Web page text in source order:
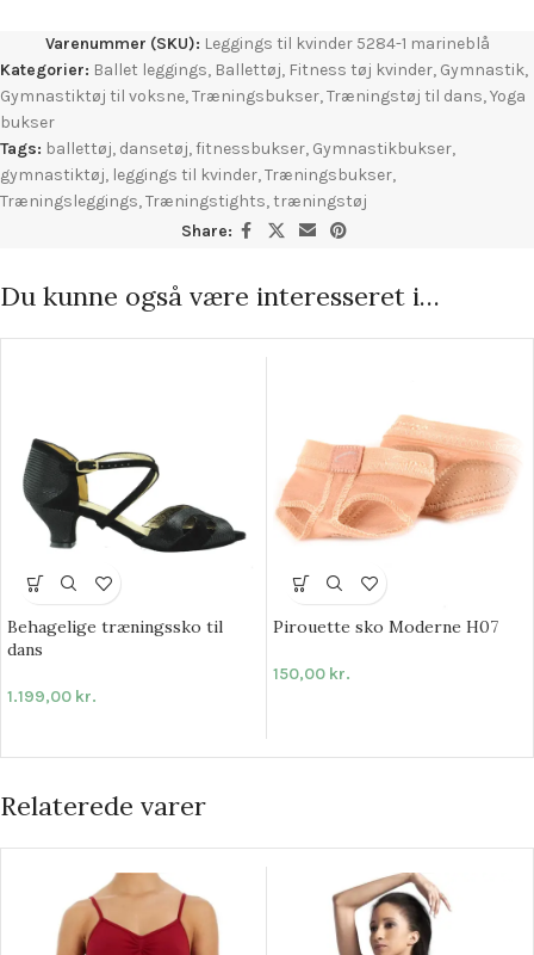
Varenummer (SKU): Leggings til kvinder 5284-1 marineblå
Kategorier: Ballet leggings, Ballettøj, Fitness tøj kvinder, Gymnastik,
Gymnastiktøj til voksne,Træningsbukser,Træningstøj til dans,Yoga
bukser
Tags: ballettøj, dansetøj,fitnessbukser, Gymnastikbukser,
gymnastiktøj, leggings til kvinder,Træningsbukser,
Træningsleggings,Træningstights,træningstøj
Share:
Du kunne også være interesseret i…
Behagelige træningssko til
dans
1.199,00 kr.
Pirouette sko Moderne H07
150,00 kr.
Relaterede varer